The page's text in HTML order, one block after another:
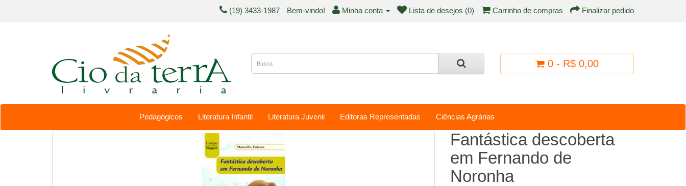
(19) 3433-1987 Bem-vindo! Minha conta Lista de desejos (0) Carrinho de compras Finalizar pedido
0 - R$ 0,00
Pedagógicos Literatura Infantil Literatura Juvenil Editoras Representadas Ciências Agrárias
Fantástica descoberta
em Fernando de
Noronha